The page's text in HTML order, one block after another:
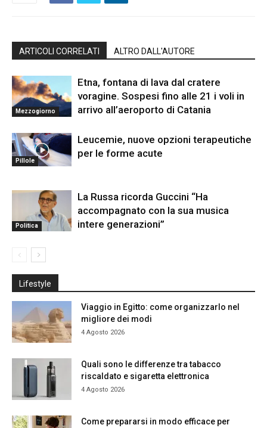
ARTICOLI CORRELATI ALTRO DALL'AUTORE
Mezzogiorno
Etna, fontana di lava dal cratere
voragine. Sospesi fino alle 21 i voli in
arrivo all’aeroporto di Catania
Pillole
Leucemie, nuove opzioni terapeutiche
per le forme acute
Politica
La Russa ricorda Guccini “Ha
accompagnato con la sua musica
intere generazioni”
Lifestyle
Viaggio in Egitto: come organizzarlo nel
migliore dei modi
4 Agosto 2026
Quali sono le differenze tra tabacco
riscaldato e sigaretta elettronica
4 Agosto 2026
Come prepararsi in modo efficace per